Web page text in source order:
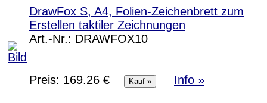
DrawFox S, A4, Folien-Zeichenbrett zum
Erstellen taktiler Zeichnungen
Art.-Nr.: DRAWFOX10
Preis: 169.26 € Info »